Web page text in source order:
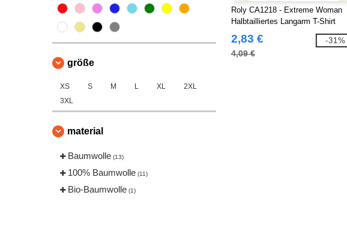
größe
XS S M L XL
2XL
3XL
material
Baumwolle (13)
100% Baumwolle (11)
Bio-Baumwolle (1)
Roly CA1218 - Extreme Woman
Halbtailliertes Langarm T-Shirt
2,83 €
4,09 €
-31%